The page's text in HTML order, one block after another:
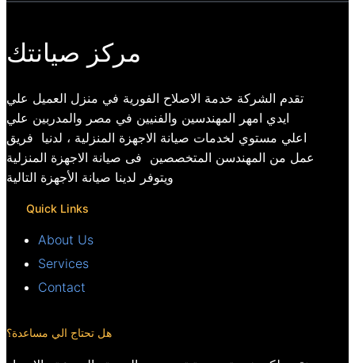
مركز صيانتك
تقدم الشركة خدمة الاصلاح الفورية في منزل العميل علي
ايدي امهر المهندسين والفنيين في مصر والمدربين علي
اعلي مستوي لخدمات صيانة الاجهزة المنزلية ، لدنيا فريق
عمل من المهندسن المتخصصين فى صيانة الاجهزة المنزلية
ويتوفر لدينا صيانة الأجهزة التالية
Quick Links
About Us
Services
Contact
هل تحتاج الي مساعدة؟